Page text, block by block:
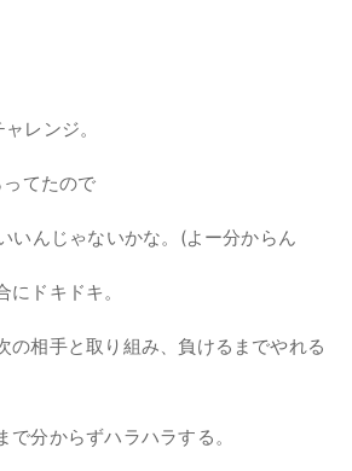
レンジ。
てたので
いんじゃないかな。(よー分からん
ドキドキ。
の相手と取り組み、負けるまでやれる
分からずハラハラする。